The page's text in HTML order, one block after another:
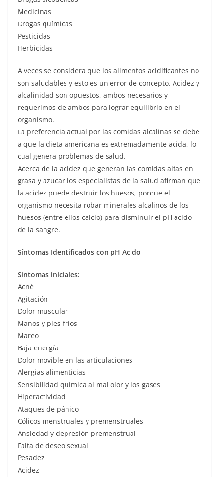
Medicinas
Drogas químicas
Pesticidas
Herbicidas
A veces se considera que los alimentos acidificantes no
son saludables y esto es un error de concepto. Acidez y
alcalinidad son opuestos, ambos necesarios y
requerimos de ambos para lograr equilibrio en el
organismo.
La preferencia actual por las comidas alcalinas se debe
a que la dieta americana es extremadamente acida, lo
cual genera problemas de salud.
Acerca de la acidez que generan las comidas altas en
grasa y azucar los especialistas de la salud afirman que
la acidez puede destruir los huesos, porque el
organismo necesita robar minerales alcalinos de los
huesos (entre ellos calcio) para disminuir el pH acido
de la sangre.
Síntomas Identificados con pH Acido
Síntomas iniciales:
Acné
Agitación
Dolor muscular
Manos y pies fríos
Mareo
Baja energía
Dolor movible en las articulaciones
Alergias alimenticias
Sensibilidad química al mal olor y los gases
Hiperactividad
Ataques de pánico
Cólicos menstruales y premenstruales
Ansiedad y depresión premenstrual
Falta de deseo sexual
Pesadez
Acidez